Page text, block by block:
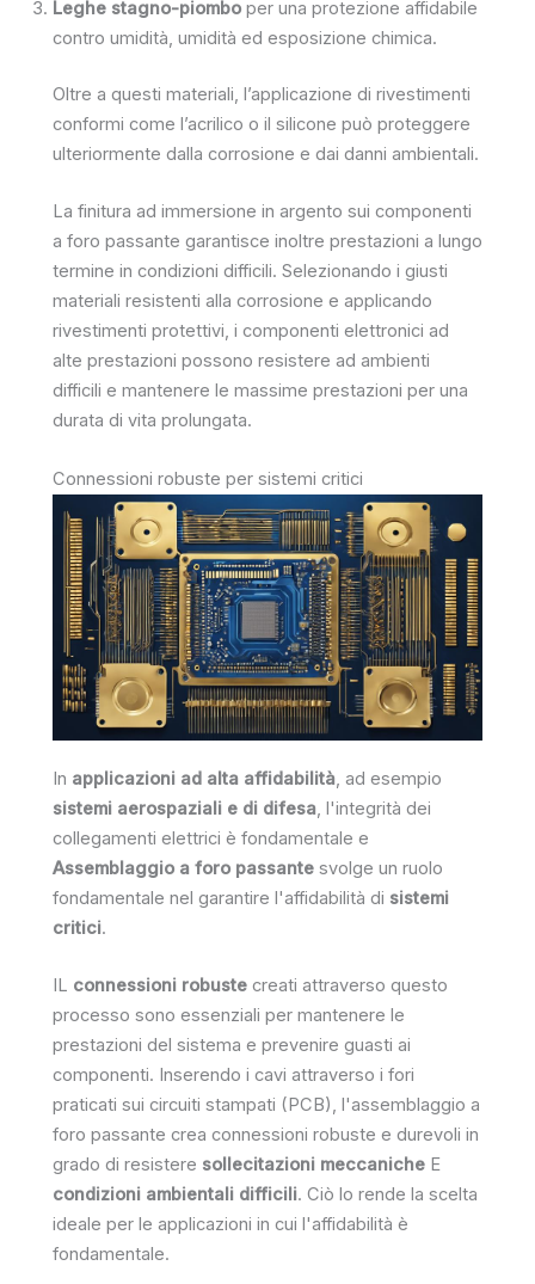
Leghe stagno-piombo per una protezione affidabile
contro umidità, umidità ed esposizione chimica.
Oltre a questi materiali, l’applicazione di rivestimenti
conformi come l’acrilico o il silicone può proteggere
ulteriormente dalla corrosione e dai danni ambientali.
La finitura ad immersione in argento sui componenti
a foro passante garantisce inoltre prestazioni a lungo
termine in condizioni difficili. Selezionando i giusti
materiali resistenti alla corrosione e applicando
rivestimenti protettivi, i componenti elettronici ad
alte prestazioni possono resistere ad ambienti
difficili e mantenere le massime prestazioni per una
durata di vita prolungata.
Connessioni robuste per sistemi critici
In applicazioni ad alta affidabilità , ad esempio
sistemi aerospaziali e di difesa , l'integrità dei
collegamenti elettrici è fondamentale e
Assemblaggio a foro passante svolge un ruolo
fondamentale nel garantire l'affidabilità di sistemi
critici.
IL connessioni robuste creati attraverso questo
processo sono essenziali per mantenere le
prestazioni del sistema e prevenire guasti ai
componenti. Inserendo i cavi attraverso i fori
praticati sui circuiti stampati (PCB), l'assemblaggio a
foro passante crea connessioni robuste e durevoli in
grado di resistere sollecitazioni meccaniche E
condizioni ambientali difficili. Ciò lo rende la scelta
ideale per le applicazioni in cui l'affidabilità è
fondamentale.